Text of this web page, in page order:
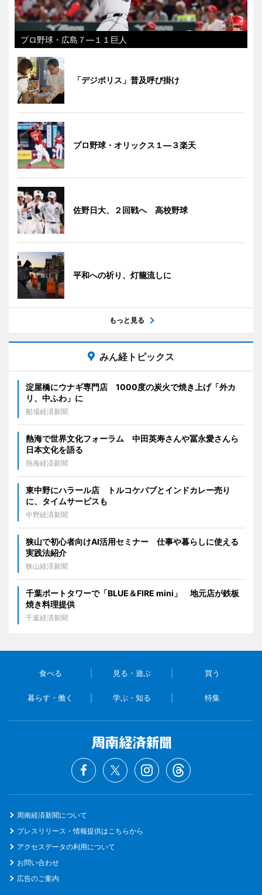
プロ野球・広島７―１１巨人
「デジポリス」普及呼び掛け
プロ野球・オリックス１―３楽天
佐野日大、２回戦へ 高校野球
平和への祈り、灯籠流しに
もっと見る
みん経トピックス
淀屋橋にウナギ専門店 1000度の炭火で焼き上げ「外カ
リ、中ふわ」に
船場経済新聞
熱海で世界文化フォーラム 中田英寿さんや冨永愛さんら
日本文化を語る
熱海経済新聞
東中野にハラール店 トルコケバブとインドカレー売り
に、タイムサービスも
中野経済新聞
狭山で初心者向けAI活用セミナー 仕事や暮らしに使える
実践法紹介
狭山経済新聞
千葉ポートタワーで「BLUE＆FIRE mini」 地元店が鉄板
焼き料理提供
千葉経済新聞
食べる 見る・遊ぶ 買う
暮らす・働く 学ぶ・知る 特集
周南経済新聞について
プレスリリース・情報提供はこちらから
アクセスデータの利用について
お問い合わせ
広告のご案内